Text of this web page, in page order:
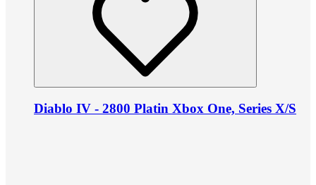
Diablo IV - 2800 Platin Xbox One, Series X/S